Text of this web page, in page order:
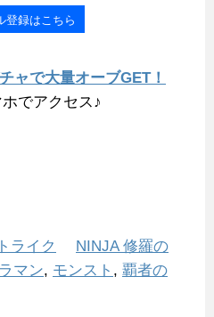
登録はこちら
ャで大量オーブGET！
でアクセス♪
ライク
NINJA 修羅の
マン, モンスト , 覇者の